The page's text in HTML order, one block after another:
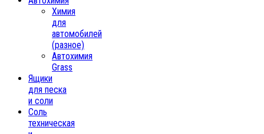
Химия
для
автомобилей
(разное)
Автохимия
Grass
Ящики
для песка
и соли
Соль
техническая